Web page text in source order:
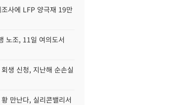
사에 LFP 양극재 19만
노조, 11일 여의도서
생 신청, 지난해 순손실
만난다, 실리콘밸리서